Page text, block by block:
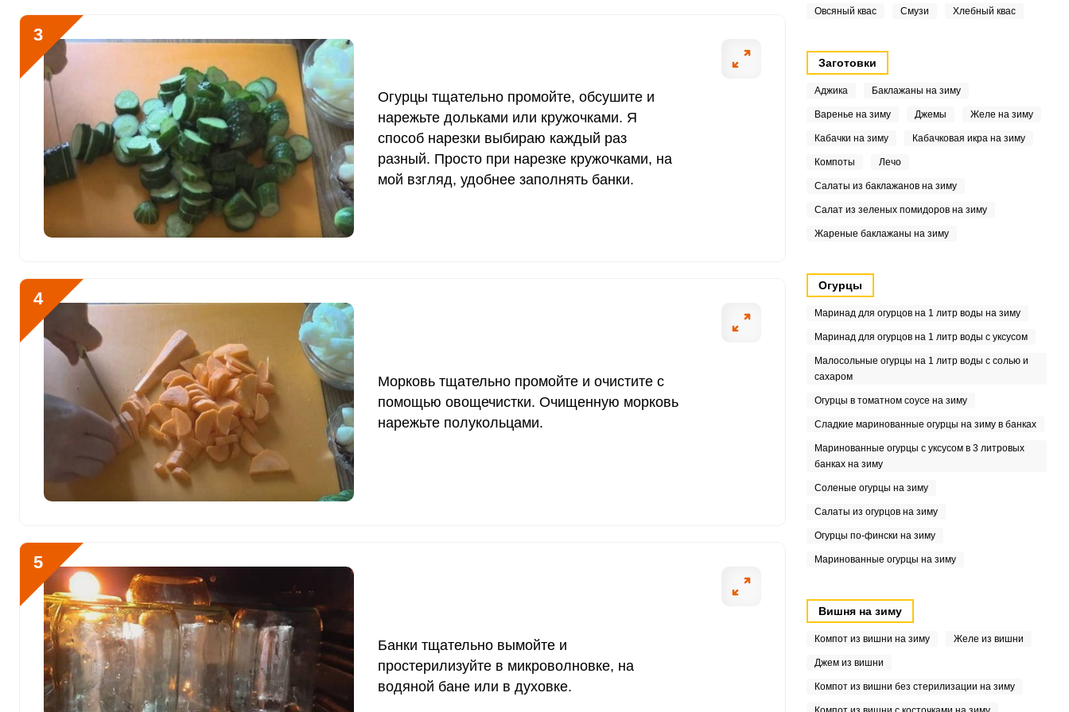
Алюминий
Железо 15.3 мг
Йод 72.7 мкг
Кобальт 49.9 мкг 10 мкг 13.5
Литий 221.6 мкг 70 мкг 8.6
Марганец 3.7 мкг 2 мкг
2277.2 мкг
Рубидий
Селен 18 мкг
Фтор 1526.5 мкг
Хром 71.8 мкг
7.9 мг 12 мг
2670 мкг
Ванадий 247.9 мкг
3
Огурцы тщательно промойте, обсушите и
нарежьте дольками или кружочками. Я
способ нарезки выбираю каждый раз
разный. Просто при нарезке кружочками, на
мой взгляд, удобнее заполнять банки.
4
Морковь тщательно промойте и очистите с
помощью овощечистки. Очищенную морковь
нарежьте полукольцами.
5
Банки тщательно вымойте и
простерилизуйте в микроволновке, на
водяной бане или в духовке.
Овсяный квас Смузи Хлебный квас
Заготовки
Аджика Баклажаны на зиму
Варенье на зиму Джемы Желе на зиму
Кабачки на зиму Кабачковая икра на зиму
Компоты Лечо
Салаты из баклажанов на зиму
Салат из зеленых помидоров на зиму
Жареные баклажаны на зиму
Огурцы
Маринад для огурцов на 1 литр воды на зиму
Маринад для огурцов на 1 литр воды с уксусом
Малосольные огурцы на 1 литр воды с солью и
сахаром
Огурцы в томатном соусе на зиму
Сладкие маринованные огурцы на зиму в банках
Маринованные огурцы с уксусом в 3 литровых
банках на зиму
Соленые огурцы на зиму
Салаты из огурцов на зиму
Огурцы по-фински на зиму
Маринованные огурцы на зиму
Вишня на зиму
Компот из вишни на зиму Желе из вишни
Джем из вишни
Компот из вишни без стерилизации на зиму